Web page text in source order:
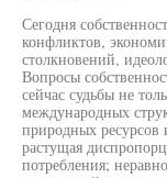
Сегодня
конфликтов,
столкновений,
Вопросы
сейчас судьбы не
международных
природных ресурсов
растущая
потребления;